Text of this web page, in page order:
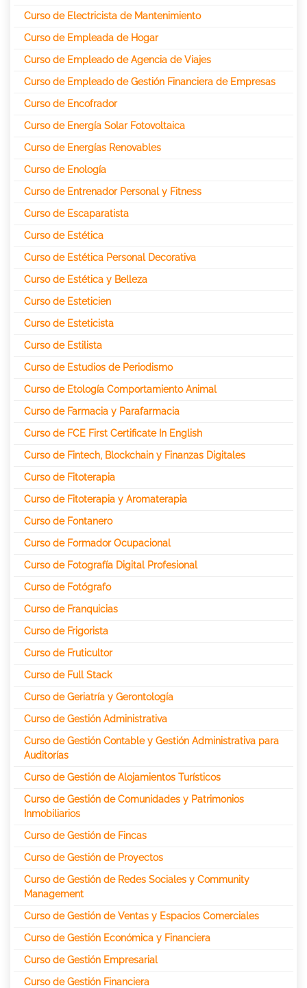
Curso de Electricista de Mantenimiento
Curso de Empleada de Hogar
Curso de Empleado de Agencia de Viajes
Curso de Empleado de Gestión Financiera de Empresas
Curso de Encofrador
Curso de Energía Solar Fotovoltaica
Curso de Energías Renovables
Curso de Enología
Curso de Entrenador Personal y Fitness
Curso de Escaparatista
Curso de Estética
Curso de Estética Personal Decorativa
Curso de Estética y Belleza
Curso de Esteticien
Curso de Esteticista
Curso de Estilista
Curso de Estudios de Periodismo
Curso de Etología Comportamiento Animal
Curso de Farmacia y Parafarmacia
Curso de FCE First Certificate In English
Curso de Fintech, Blockchain y Finanzas Digitales
Curso de Fitoterapia
Curso de Fitoterapia y Aromaterapia
Curso de Fontanero
Curso de Formador Ocupacional
Curso de Fotografía Digital Profesional
Curso de Fotógrafo
Curso de Franquicias
Curso de Frigorista
Curso de Fruticultor
Curso de Full Stack
Curso de Geriatría y Gerontología
Curso de Gestión Administrativa
Curso de Gestión Contable y Gestión Administrativa para
Auditorías
Curso de Gestión de Alojamientos Turísticos
Curso de Gestión de Comunidades y Patrimonios
Inmobiliarios
Curso de Gestión de Fincas
Curso de Gestión de Proyectos
Curso de Gestión de Redes Sociales y Community
Management
Curso de Gestión de Ventas y Espacios Comerciales
Curso de Gestión Económica y Financiera
Curso de Gestión Empresarial
Curso de Gestión Financiera